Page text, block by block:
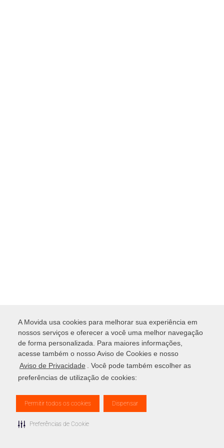
A Movida usa cookies para melhorar sua experiência em
nossos serviços e oferecer a você uma melhor navegação
de forma personalizada. Para maiores informações,
acesse também o nosso Aviso de Cookies e nosso
Aviso de Privacidade . Você pode também escolher as
preferências de utilização de cookies:
Permitir todos os cookies Dispensar
Preferências de Cookie